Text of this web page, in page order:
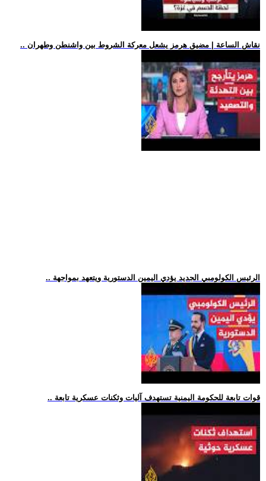
.. نقاش الساعة | مضيق هرمز يشعل معركة الشروط بين واشنطن وطهران
.. الرئيس الكولومبي الجديد يؤدي اليمين الدستورية ويتعهد بمواجهة
.. قوات تابعة للحكومة اليمنية تستهدف آليات وثكنات عسكرية تابعة